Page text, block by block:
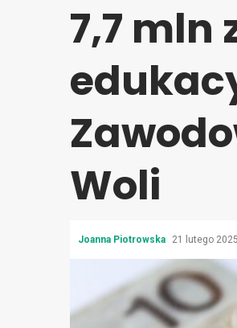
7,7 mln
Woli
Joanna Piotrowska 21 lutego 2025